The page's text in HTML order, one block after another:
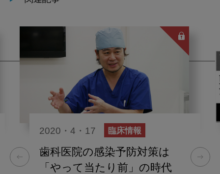
2020・4・17 臨床情報
歯科医院の感染予防対策は
「やって当たり前」の時代